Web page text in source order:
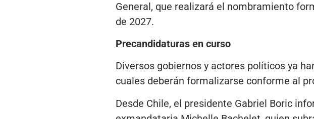
General, que realizará el nombramiento
de 2027.
Precandidaturas en curso
Diversos gobiernos y actores políticos ya
cuales deberán formalizarse conforme al
Desde Chile, el presidente Gabriel Boric